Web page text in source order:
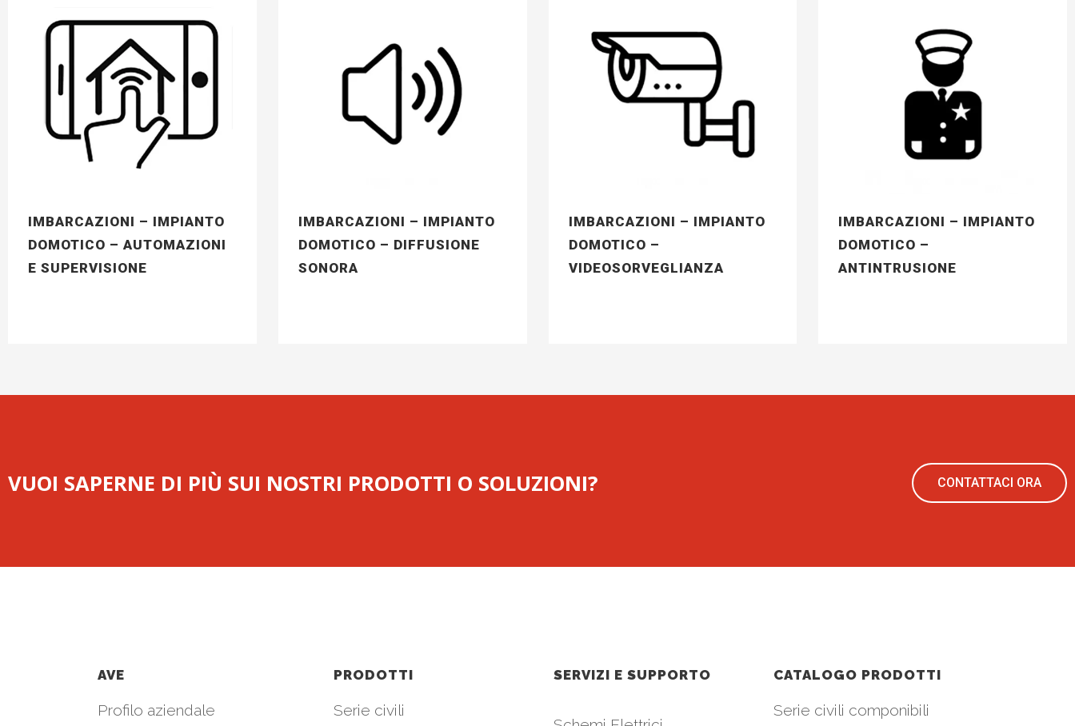
IMBARCAZIONI – IMPIANTO
DOMOTICO – AUTOMAZIONI
E SUPERVISIONE
IMBARCAZIONI – IMPIANTO
DOMOTICO – DIFFUSIONE
SONORA
IMBARCAZIONI – IMPIANTO
DOMOTICO –
VIDEOSORVEGLIANZA
IMBARCAZIONI – IMPIANTO
DOMOTICO –
ANTINTRUSIONE
VUOI SAPERNE DI PIÙ SUI NOSTRI PRODOTTI O SOLUZIONI? CONTATTACI ORA
AVE
Profilo aziendale
PRODOTTI
Serie civili
SERVIZI E SUPPORTO CATALOGO PRODOTTI
Serie civili componibili